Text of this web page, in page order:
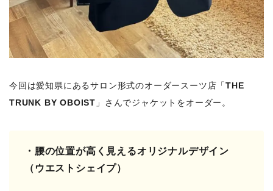
今回は愛知県にあるサロン形式のオーダースーツ店「THE
TRUNK BY OBOIST 」さんでジャケットをオーダー。
・腰の位置が高く見えるオリジナルデザイン
（ウエストシェイプ）